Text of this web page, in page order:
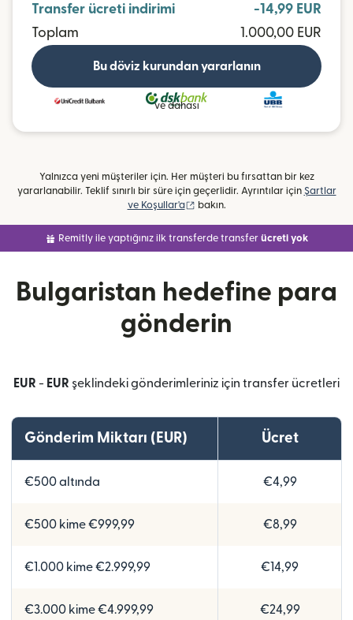
Transfer ücreti indirimi
-14,99 EUR
Toplam
1.000,00 EUR
Bu döviz kurundan yararlanın
ve dahası
Yalnızca yeni müşteriler için. Her müşteri bu fırsattan bir kez
yararlanabilir. Teklif sınırlı bir süre için geçerlidir. Ayrıntılar için Şartlar
ve Koşullar'a
(yeni pencerede açılır)
bakın.
Remitly ile yaptığınız ilk transferde transfer ücreti yok
Bulgaristan hedefine para
gönderin
EUR - EUR şeklindeki gönderimleriniz için transfer ücretleri
Gönderim Miktarı (EUR) Ücret
€500 altında €4,99
€500 kime €999,99 €8,99
€1.000 kime €2.999,99 €14,99
€3.000 kime €4.999,99 €24,99